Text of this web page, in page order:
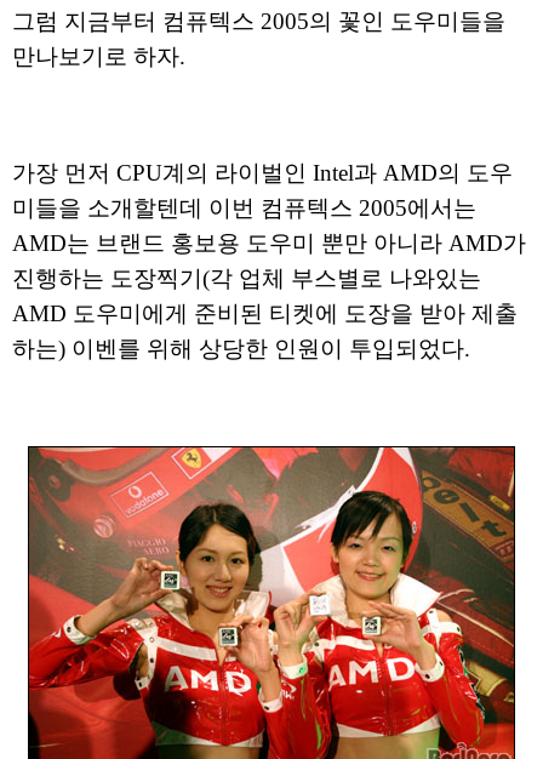
그럼 지금부터 컴퓨텍스 2005의 꽃인 도우미들을
만나보기로 하자.
가장 먼저 CPU계의 라이벌인 Intel과 AMD의 도우
미들을 소개할텐데 이번 컴퓨텍스 2005에서는
AMD는 브랜드 홍보용 도우미 뿐만 아니라 AMD가
진행하는 도장찍기(각 업체 부스별로 나와있는
AMD 도우미에게 준비된 티켓에 도장을 받아 제출
하는) 이벤를 위해 상당한 인원이 투입되었다.